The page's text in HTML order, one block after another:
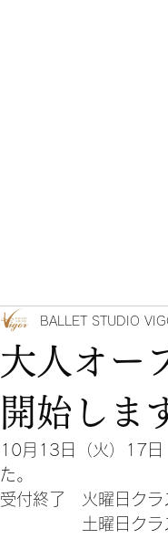
大人オー
開始しま
BALLET STUDIO
10月13日（火）17日
た。
受付終了　火曜日ク
土曜日クラス　